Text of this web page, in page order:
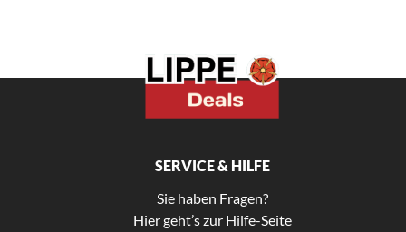
SERVICE & HILFE
Sie haben Fragen?
Hier geht’s zur Hilfe-Seite